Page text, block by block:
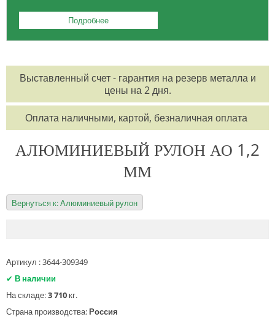
выбранной вами транспортной компании.
8 495 215-17-81,
8 800 555-57-68
или по электронной почте office@orisgroup.ru
БЕСПЛАТНЫЙ ЗАЕЗДна складскую территорию для клиентов "ТПК
Союз-Орис".
Подробнее
Выставленный счет - гарантия на резерв металла и
цены на 2 дня.
Оплата наличными, картой, безналичная оплата
АЛЮМИНИЕВЫЙ РУЛОН АО 1,2
ММ
Вернуться к: Алюминиевый рулон
Артикул : 3644-309349
✔ В наличии
На складе:3 710кг.
Страна производства:Россия